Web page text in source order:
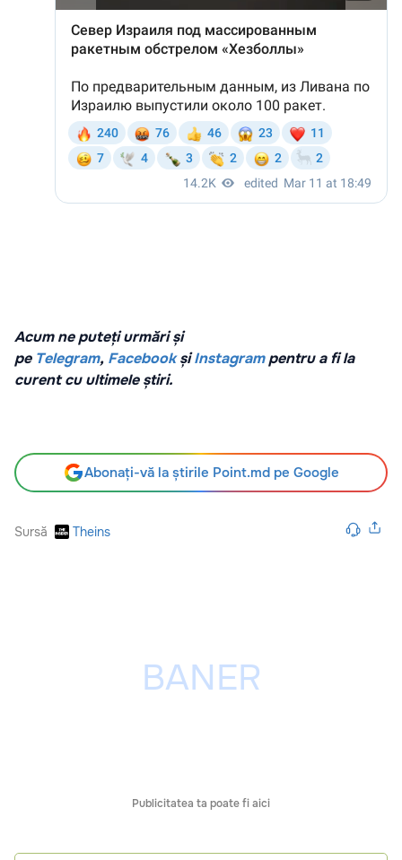
Acum ne puteți urmări și
pe Telegram, Facebook șiInstagrampentru a fi la
curent cu ultimele știri.
Abonați-vă la știrile Point.md pe Google
Sursă Theins
Publicitatea ta poate fi aici